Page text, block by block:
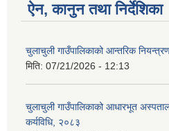
ऐन, कानुन तथा निर्देशिका
चुलाचुली गाउँपालिकाको आन्तरिक
मिति: 07/21/2026 - 12:13
चुलाचुली गाउँपालिकाको आधारभूत
कर्यविधि, २०८३